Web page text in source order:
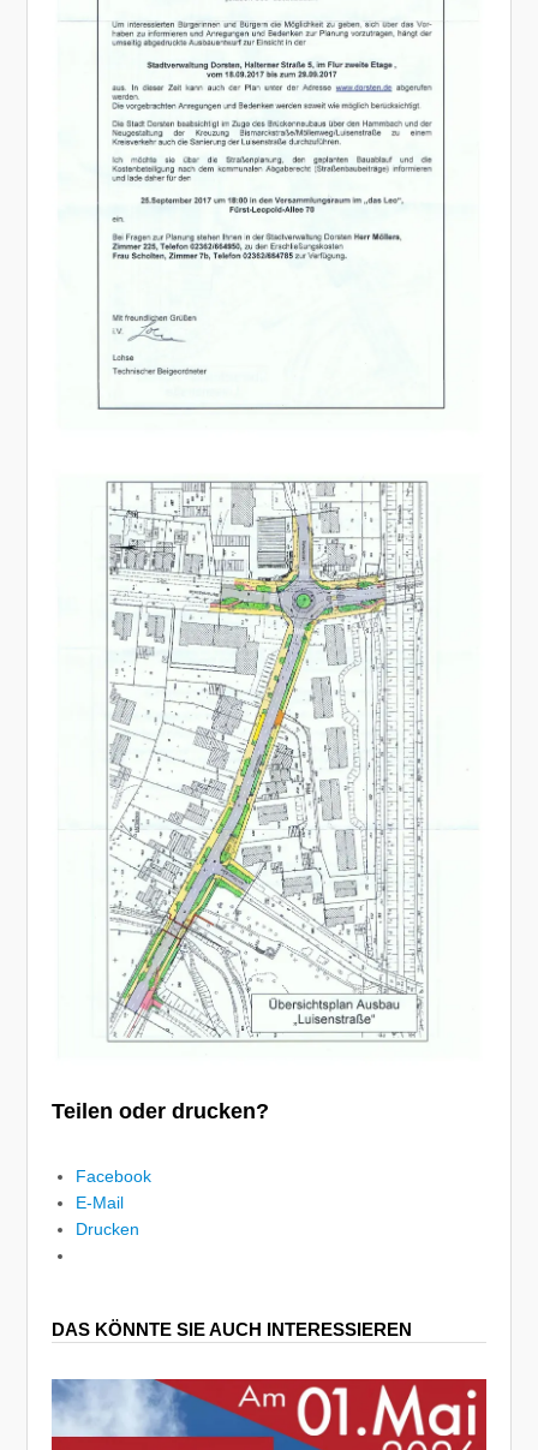
Teilen oder drucken?
Facebook
E-Mail
Drucken
DAS KÖNNTE SIE AUCH INTERESSIEREN